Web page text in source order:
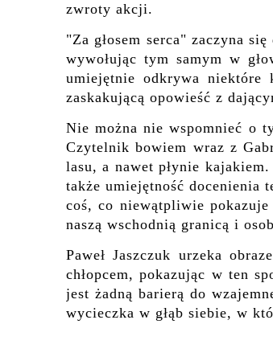
zwroty akcji.
"Za głosem serca" zaczyna
wywołując tym samym w
umiejętnie odkrywa
zaskakującą opowieść z
Nie można nie wspomnieć o
Czytelnik bowiem wraz z
lasu, a nawet płynie
także umiejętność docenienia
coś, co niewątpliwie
naszą wschodnią granicą i
Paweł Jaszczuk urzeka
chłopcem, pokazując w ten
jest żadną barierą do
wycieczka w głąb siebie, w